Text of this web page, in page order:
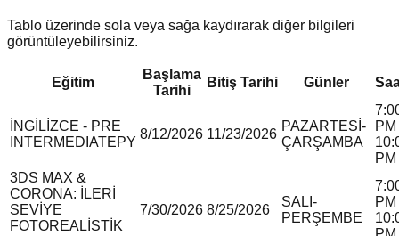
Tablo üzerinde sola veya sağa kaydırarak diğer bilgileri
görüntüleyebilirsiniz.
Eğitim
Başlama
Tarihi
Bitiş Tarihi Günler
İNGİLİZCE - PRE
INTERMEDIATEPY
8/12/2026 11/23/2026
PAZARTESİ-
ÇARŞAMBA
PM
PM
3DS MAX &
CORONA: İLERİ
SEVİYE
FOTOREALİSTİK
7/30/2026 8/25/2026
SALI-
PERŞEMBE
PM